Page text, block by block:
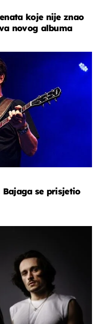
koje nije znao
novog albuma
se prisjetio